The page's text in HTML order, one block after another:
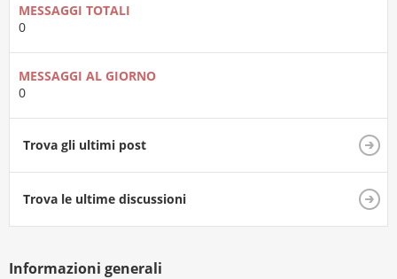
MESSAGGI TOTALI
0
MESSAGGI AL GIORNO
0
Trova gli ultimi post
Trova le ultime discussioni
Informazioni generali